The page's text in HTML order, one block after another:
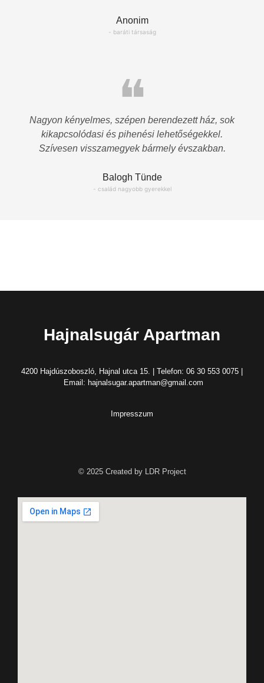
Anonim
- baráti társaság
Balogh Tünde
- család nagyobb gyerekkel
❝
Nagyon kényelmes, szépen berendezett ház, sok
kikapcsolódasi és pihenési lehetőségekkel.
Szívesen visszamegyek bármely évszakban.
Hajnalsugár Apartman
4200 Hajdúszoboszló, Hajnal utca 15. | Telefon: 06 30 553 0075 |
Email: hajnalsugar.apartman@gmail.com
Impresszum
© 2025 Created by LDR Project